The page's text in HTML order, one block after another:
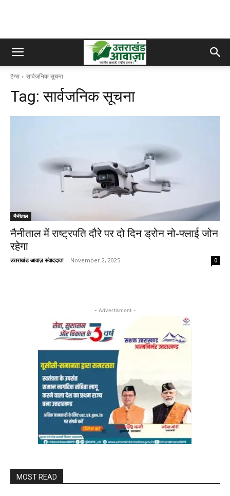
टैग्स सार्वजनिक सूचना
Tag:सार्वजनिक सूचना
नैनीताल
नैनीताल में राष्ट्रपति दौरे पर दो दिन ड्रोन नो-फ्लाई जोन
रहेगा
उत्तराखंड आवाज़ संवाददाता - November 2, 2025 0
- Advertisment -
MOST READ